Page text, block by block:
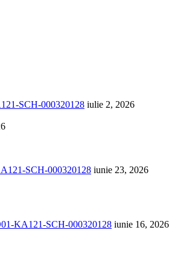
SCH-000320128 iulie 2, 2026
SCH-000320128 iunie 23, 2026
KA121-SCH-000320128 iunie 16, 2026